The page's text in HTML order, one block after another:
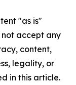
"as is"
accept any
content,
legality, or
in this article.